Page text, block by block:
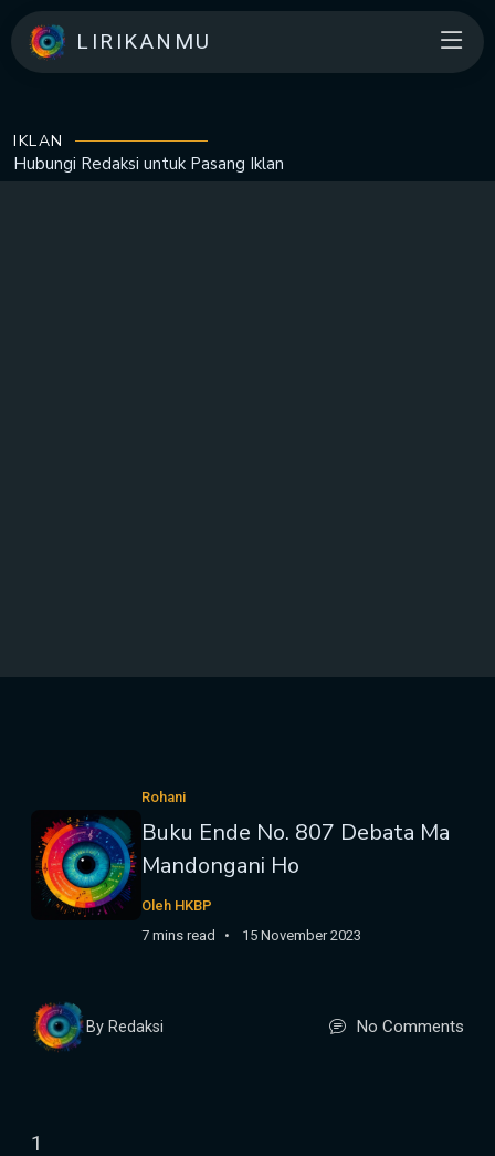
LIRIKANMU
IKLAN
Hubungi Redaksi untuk Pasang Iklan
Rohani
Buku Ende No. 807 Debata Ma
Mandongani Ho
Oleh HKBP
7 mins read
15 November 2023
By Redaksi No Comments
1